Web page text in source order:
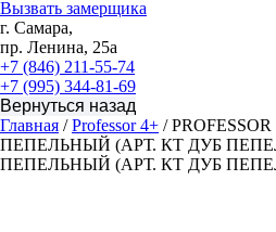
Вызвать замерщика
г. Самара,
пр. Ленина, 25а
+7 (846) 211-55-74
+7 (995) 344-81-69
Главная /Professor 4+ /
ПЕПЕЛЬНЫЙ (АРТ. КТ ДУБ
ПЕПЕЛЬНЫЙ (АРТ. КТ ДУБ